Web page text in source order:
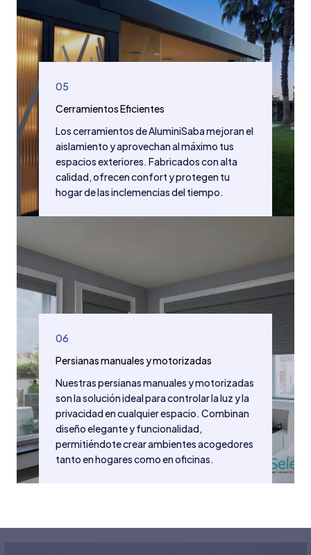
05
Cerramientos Eficientes
Los cerramientos de AluminiSaba mejoran el
aislamiento y aprovechan al máximo tus
espacios exteriores. Fabricados con alta
calidad, ofrecen confort y protegen tu
hogar de las inclemencias del tiempo.
06
Persianas manuales y motorizadas
Nuestras persianas manuales y motorizadas
son la solución ideal para controlar la luz y la
privacidad en cualquier espacio. Combinan
diseño elegante y funcionalidad,
permitiéndote crear ambientes acogedores
tanto en hogares como en oficinas.